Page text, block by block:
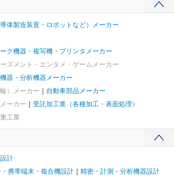
体製造装置・ロボットなど）メーカー
ク機器・複写機・プリンタメーカー
ズメント・エンタメ・ゲームメーカー
器・分析機器メーカー
）メーカー
自動車部品メーカー
ーカー
受託加工業（各種加工・表面処理）
工業
計
携帯端末・複合機設計
精密・計測・分析機器設計